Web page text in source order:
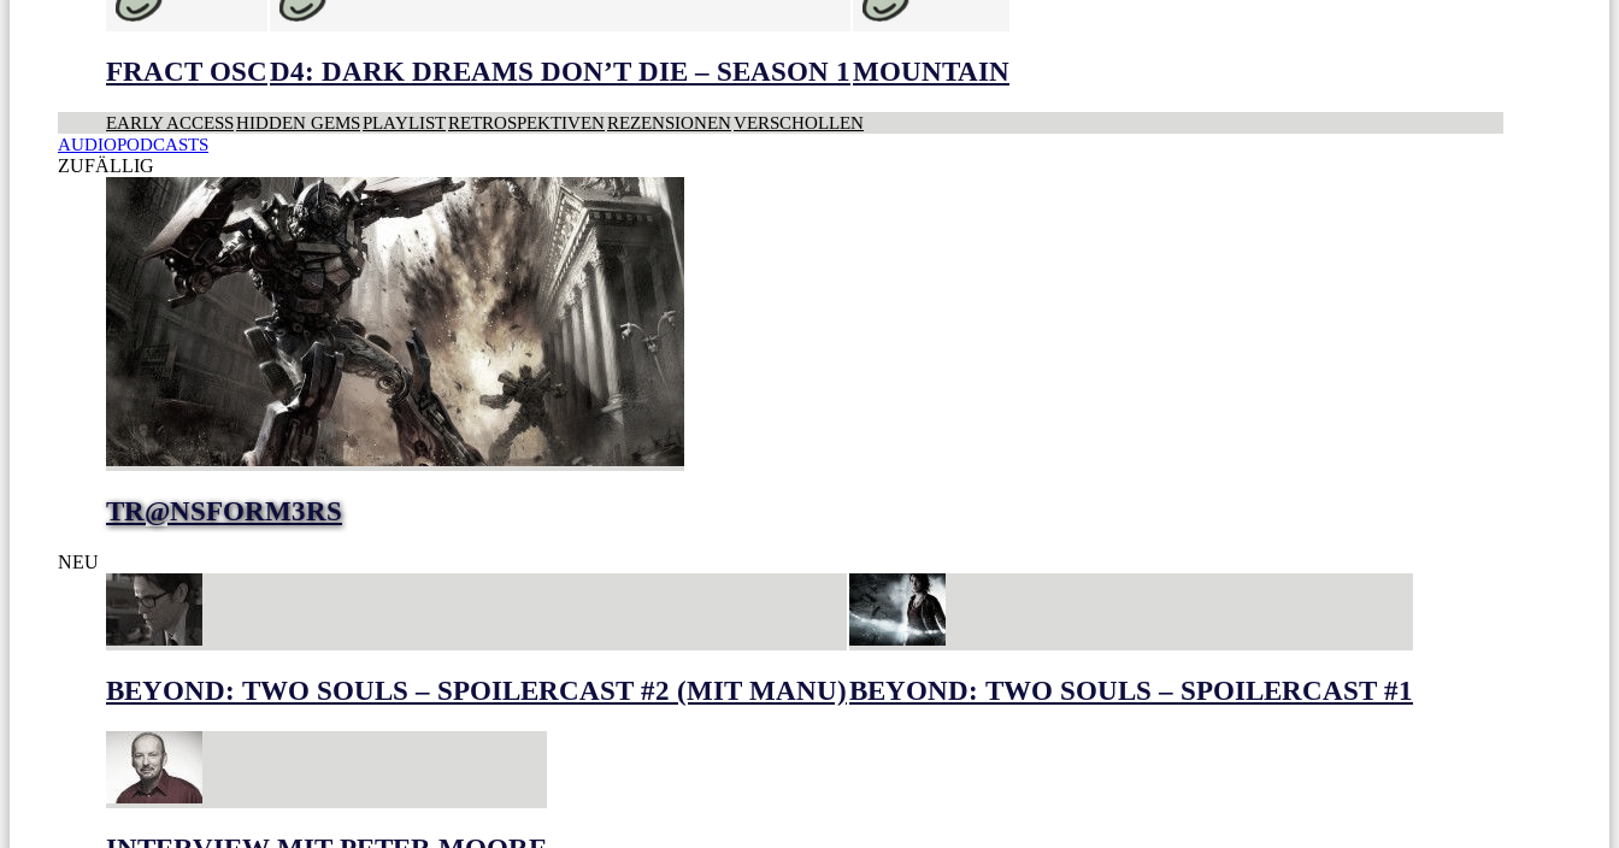
FRACT OSCD4: DARK DREAMS DON’T DIE – SEASON 1MOUNTAIN
EARLY ACCESSHIDDEN GEMSPLAYLISTRETROSPEKTIVENREZENSIONENVERSCHOLLEN
AUDIOPODCASTS
ZUFÄLLIG
TR@NSFORM3RS
NEU
BEYOND: TWO SOULS – SPOILERCAST #2 (MIT MANU)BEYOND: TWO SOULS – SPOILERCAST #1